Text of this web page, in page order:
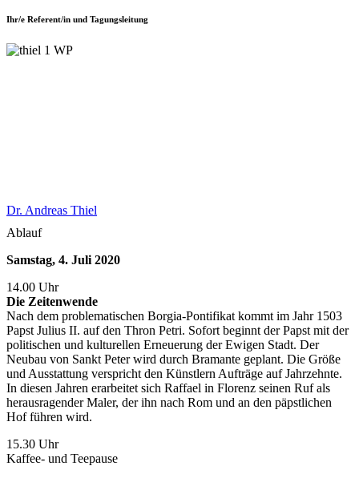
Ihr/e Referent/in und Tagungsleitung
Dr. Andreas Thiel
Ablauf
Samstag, 4. Juli 2020
14.00 Uhr
Die Zeitenwende
Nach dem problematischen Borgia-Pontifikat kommt im Jahr 1503
Papst Julius II. auf den Thron Petri. Sofort beginnt der Papst mit der
politischen und kulturellen Erneuerung der Ewigen Stadt. Der
Neubau von Sankt Peter wird durch Bramante geplant. Die Größe
und Ausstattung verspricht den Künstlern Aufträge auf Jahrzehnte.
In diesen Jahren erarbeitet sich Raffael in Florenz seinen Ruf als
herausragender Maler, der ihn nach Rom und an den päpstlichen
Hof führen wird.
15.30 Uhr
Kaffee- und Teepause